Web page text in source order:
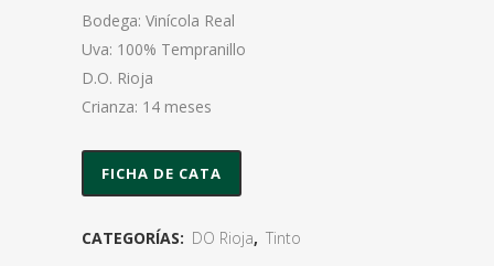
Bodega: Vinícola Real
Uva: 100% Tempranillo
D.O. Rioja
Crianza: 14 meses
FICHA DE CATA
CATEGORÍAS: DO Rioja, Tinto